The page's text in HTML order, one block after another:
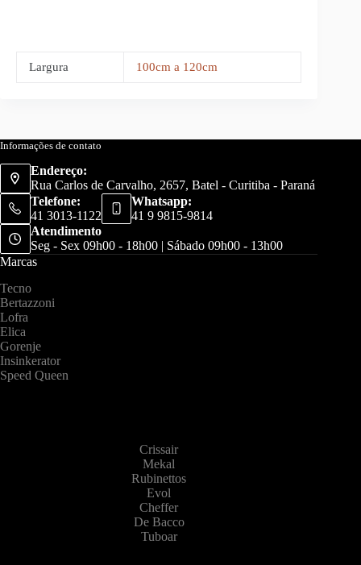
Largura 100cm a 120cm
Informações de contato
Endereço:
Rua Carlos de Carvalho, 2657, Batel - Curitiba - Paraná
Telefone:
41 3013-1122
Whatsapp:
41 9 9815-9814
Atendimento
Seg - Sex 09h00 - 18h00 | Sábado 09h00 - 13h00
Marcas
Tecno
Bertazzoni
Lofra
Elica
Gorenje
Insinkerator
Speed Queen
Crissair
Mekal
Rubinettos
Evol
Cheffer
De Bacco
Tuboar